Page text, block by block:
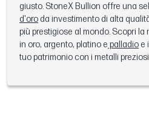
giusto. StoneX Bullion offre una
d'oro da investimento di alta
più prestigiose al mondo. Scopri
in oro, argento, platino e palladio e
tuo patrimonio con i metalli